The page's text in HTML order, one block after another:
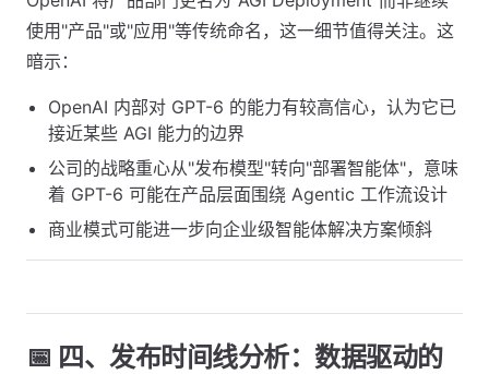
使用"产品"或"应用"等传统命名，这一细节值得关注。这
暗示：
OpenAI 内部对 GPT-6 的能力有较高信心，认为它已
接近某些 AGI 能力的边界
公司的战略重心从"发布模型"转向"部署智能体"，意味
着 GPT-6 可能在产品层面围绕 Agentic 工作流设计
商业模式可能进一步向企业级智能体解决方案倾斜
📅 四、发布时间线分析：数据驱动的